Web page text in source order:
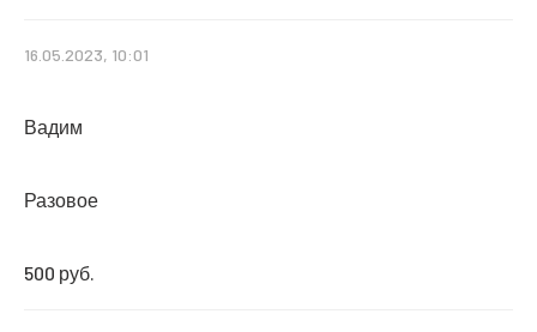
16.05.2023, 10:01
Вадим
Разовое
500 руб.